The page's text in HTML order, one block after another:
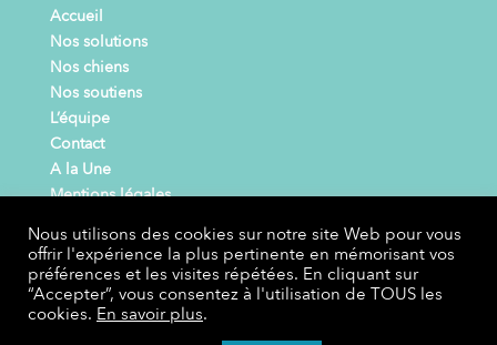
Accueil
Nos solutions
Nos chiens
Nos soutiens
L’équipe
Contact
A la Une
Mentions légales
Site réalisé par
Nous utilisons des cookies sur notre site Web pour vous
offrir l'expérience la plus pertinente en mémorisant vos
préférences et les visites répétées. En cliquant sur
“Accepter”, vous consentez à l'utilisation de TOUS les
cookies. En savoir plus.